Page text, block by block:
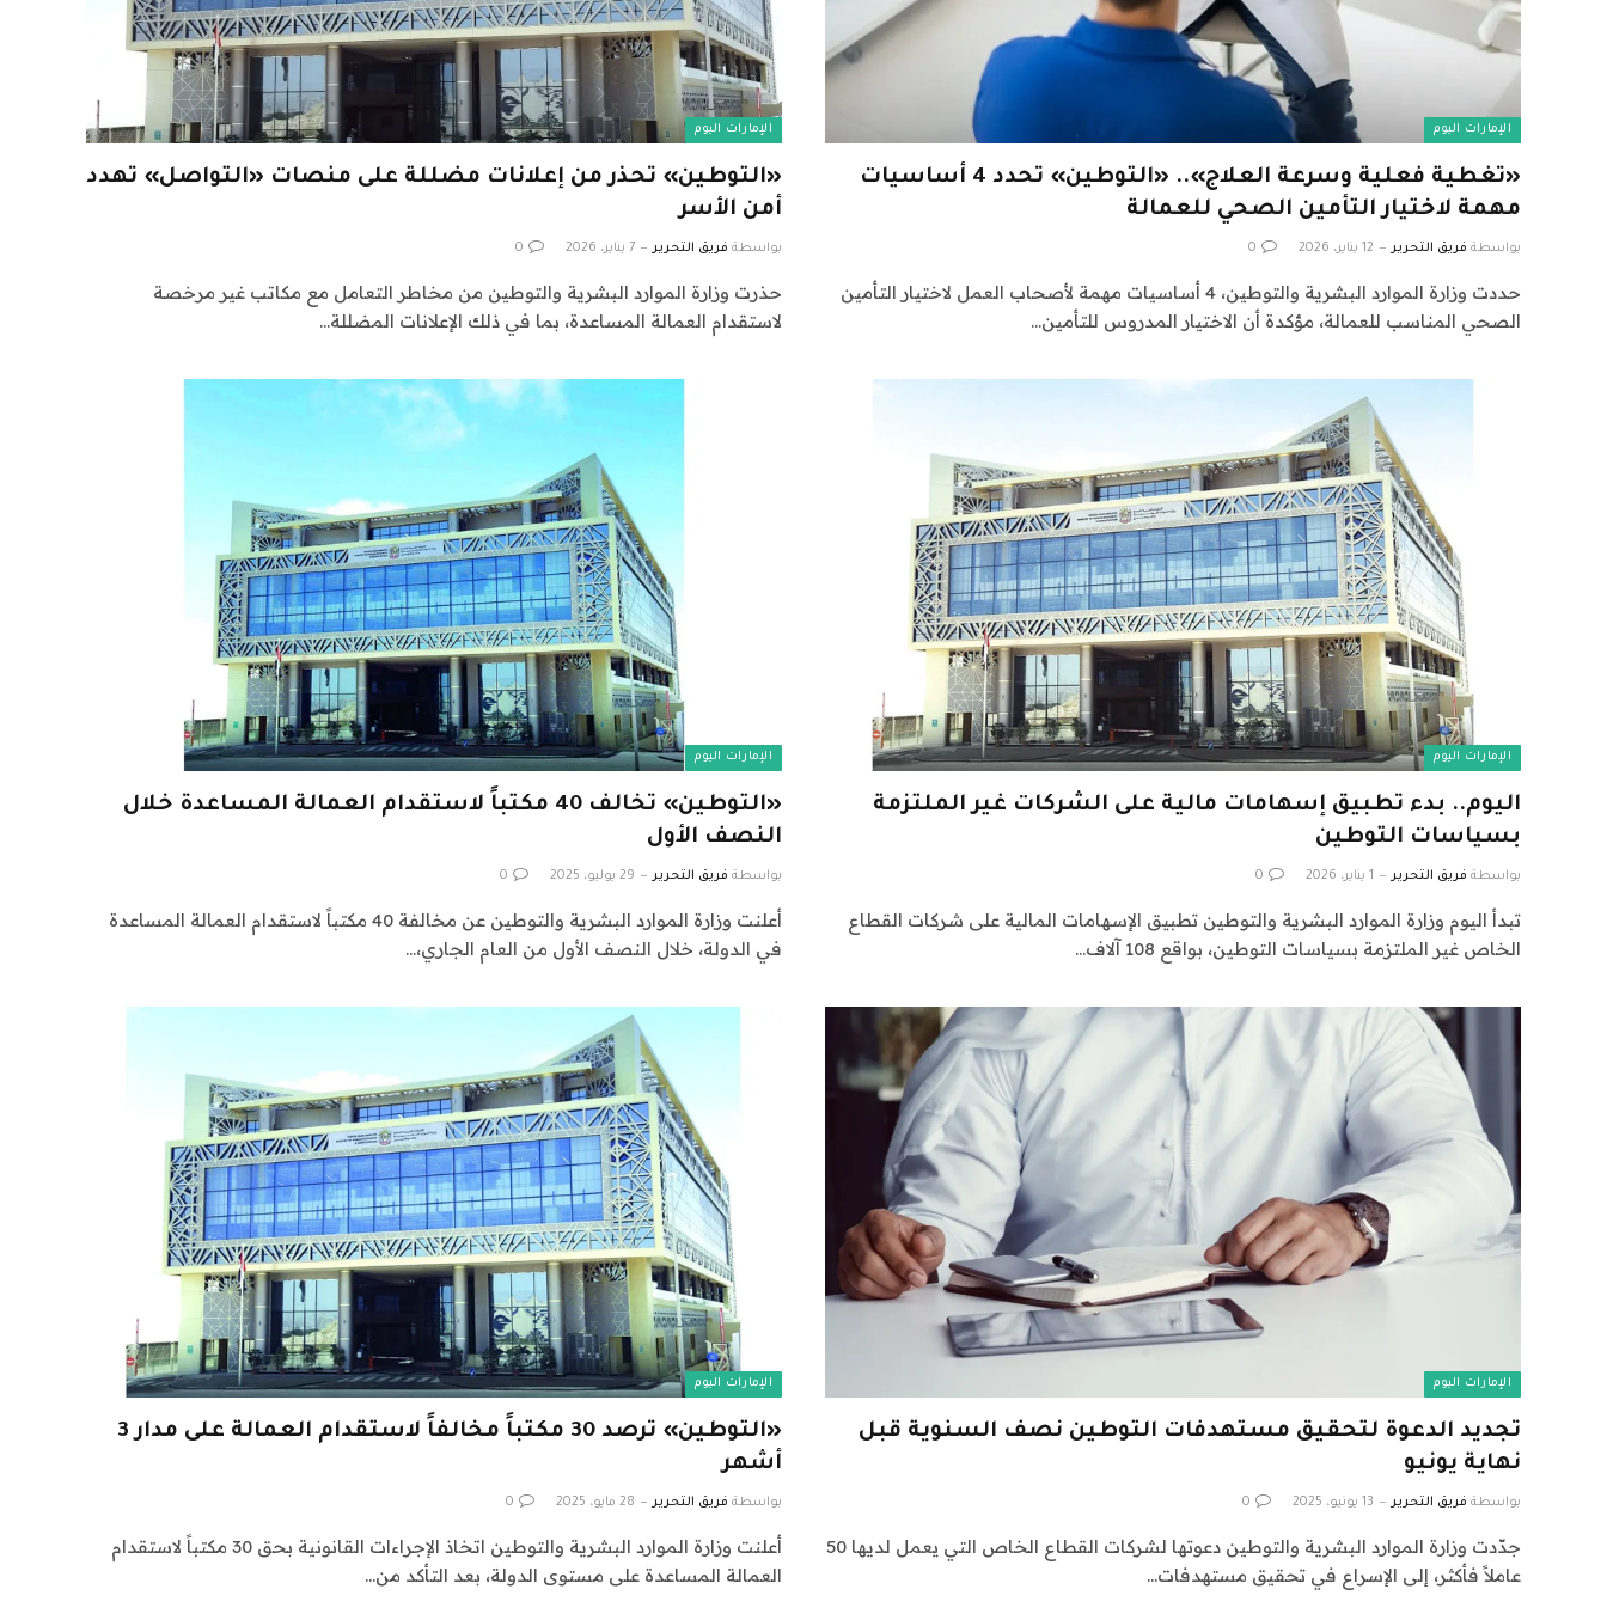
الإمارات اليوم
«تغطية فعلية وسرعة العلاج».. «التوطين» تحدد 4 أساسيات
مهمة لاختيار التأمين الصحي للعمالة
بواسطة فريق التحرير 12 يناير، 2026 0
حددت وزارة الموارد البشرية والتوطين، 4 أساسيات مهمة لأصحاب العمل لاختيار التأمين
الصحي المناسب للعمالة، مؤكدة أن الاختيار المدروس للتأمين…
الإمارات اليوم
«التوطين» تحذر من إعلانات مضللة على منصات «التواصل» تهدد
أمن الأسر
بواسطة فريق التحرير 7 يناير، 2026 0
حذرت وزارة الموارد البشرية والتوطين من مخاطر التعامل مع مكاتب غير مرخصة
لاستقدام العمالة المساعدة، بما في ذلك الإعلانات المضللة…
الإمارات اليوم
اليوم.. بدء تطبيق إسهامات مالية على الشركات غير الملتزمة
بسياسات التوطين
بواسطة فريق التحرير 1 يناير، 2026 0
تبدأ اليوم وزارة الموارد البشرية والتوطين تطبيق الإسهامات المالية على شركات القطاع
الخاص غير الملتزمة بسياسات التوطين، بواقع 108 آلاف…
الإمارات اليوم
«التوطين» تخالف 40 مكتباً لاستقدام العمالة المساعدة خلال
النصف الأول
بواسطة فريق التحرير 29 يوليو، 2025 0
أعلنت وزارة الموارد البشرية والتوطين عن مخالفة 40 مكتباً لاستقدام العمالة المساعدة
في الدولة، خلال النصف الأول من العام الجاري،…
الإمارات اليوم
تجديد الدعوة لتحقيق مستهدفات التوطين نصف السنوية قبل
نهاية يونيو
بواسطة فريق التحرير 13 يونيو، 2025 0
جدّدت وزارة الموارد البشرية والتوطين دعوتها لشركات القطاع الخاص التي يعمل لديها 50
عاملاً فأكثر، إلى الإسراع في تحقيق مستهدفات…
الإمارات اليوم
«التوطين» ترصد 30 مكتباً مخالفاً لاستقدام العمالة على مدار 3
أشهر
بواسطة فريق التحرير 28 مايو، 2025 0
أعلنت وزارة الموارد البشرية والتوطين اتخاذ الإجراءات القانونية بحق 30 مكتباً لاستقدام
العمالة المساعدة على مستوى الدولة، بعد التأكد من…